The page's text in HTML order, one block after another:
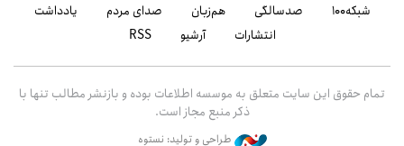
شبکه۱۰۰ صدسالگی هم‌زبان صدای مردم
یادداشت
انتشارات
آرشیو RSS
تمام حقوق این سایت متعلق به موسسه اطلاعات بوده و بازنشر مطالب تنها با
ذکر منبع مجاز است.
طراحی و تولید: نستوه